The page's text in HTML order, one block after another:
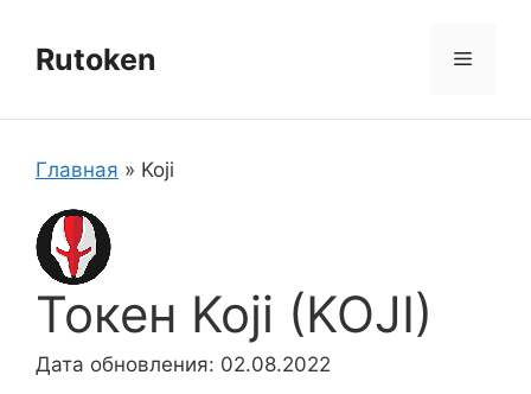
содержимому
Rutoken Меню
Главная » Koji
Токен Koji (KOJI)
Дата обновления: 02.08.2022